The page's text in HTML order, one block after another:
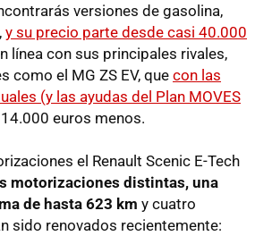
versiones de gasolina,
y su precio parte desde casi 40.000
línea con sus principales rivales,
como el MG ZS EV, que con las
(y las ayudas del Plan MOVES
euros menos.
el Renault Scenic E-Tech
motorizaciones distintas, una
de hasta 623 km y cuatro
sido renovados recientemente: